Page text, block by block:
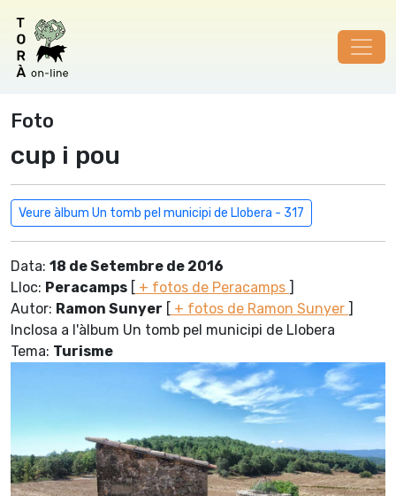
Foto
cup i pou
Veure àlbum Un tomb pel municipi de Llobera - 317
Data: 18 de Setembre de 2016
Lloc: Peracamps [ + fotos de Peracamps ]
Autor: Ramon Sunyer [ + fotos de Ramon Sunyer ]
Inclosa a l'àlbum Un tomb pel municipi de Llobera
Tema: Turisme